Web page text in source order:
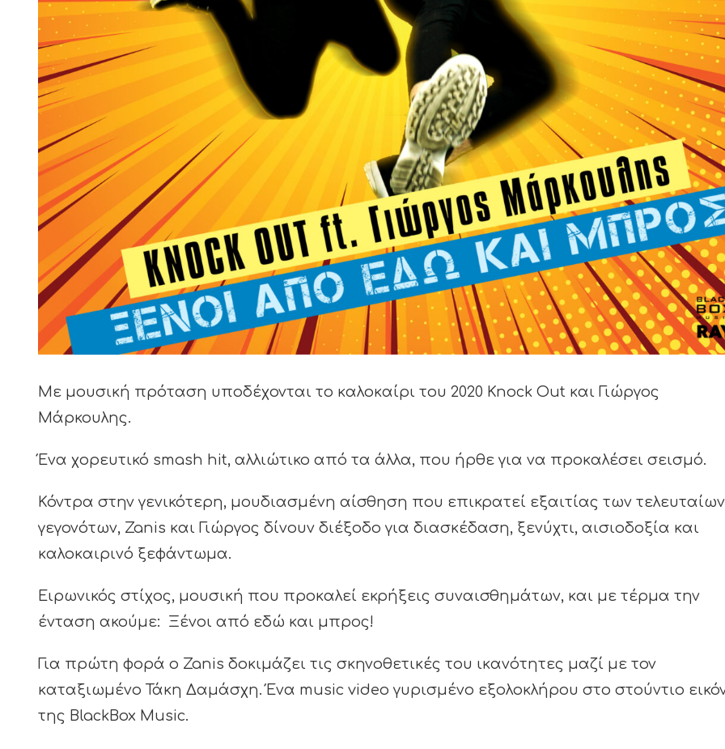
Με μουσική πρόταση υποδέχονται το καλοκαίρι του 2020 Knock Out και Γιώργος
Μάρκουλης.
Ένα χορευτικό smash hit, αλλιώτικο από τα άλλα, που ήρθε για να προκαλέσει σεισμό.
Κόντρα στην γενικότερη, μουδιασμένη αίσθηση που επικρατεί εξαιτίας των τελευταίων
γεγονότων, Zanis και Γιώργος δίνουν διέξοδο για διασκέδαση, ξενύχτι, αισιοδοξία και
καλοκαιρινό ξεφάντωμα.
Ειρωνικός στίχος, μουσική που προκαλεί εκρήξεις συναισθημάτων, και με τέρμα την
ένταση ακούμε: Ξένοι από εδώ και μπρος!
Για πρώτη φορά ο Zanis δοκιμάζει τις σκηνοθετικές του ικανότητες μαζί με τον
καταξιωμένο Τάκη Δαμάσχη. Ένα music video γυρισμένο εξολοκλήρου στο στούντιο
της BlackBox Music.